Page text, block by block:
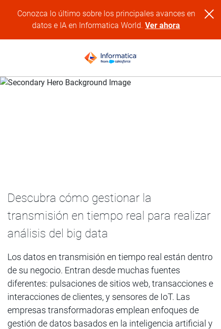
Conozca lo último sobre los principales avances en
datos e IA en Informatica World.Ver ahora
Descubra cómo gestionar la
transmisión en tiempo real para realizar
análisis del big data
Los datos en transmisión en tiempo real están dentro
de su negocio. Entran desde muchas fuentes
diferentes: pulsaciones de sitios web, transacciones e
interacciones de clientes, y sensores de IoT. Las
empresas transformadoras emplean enfoques de
gestión de datos basados en la inteligencia artificial y